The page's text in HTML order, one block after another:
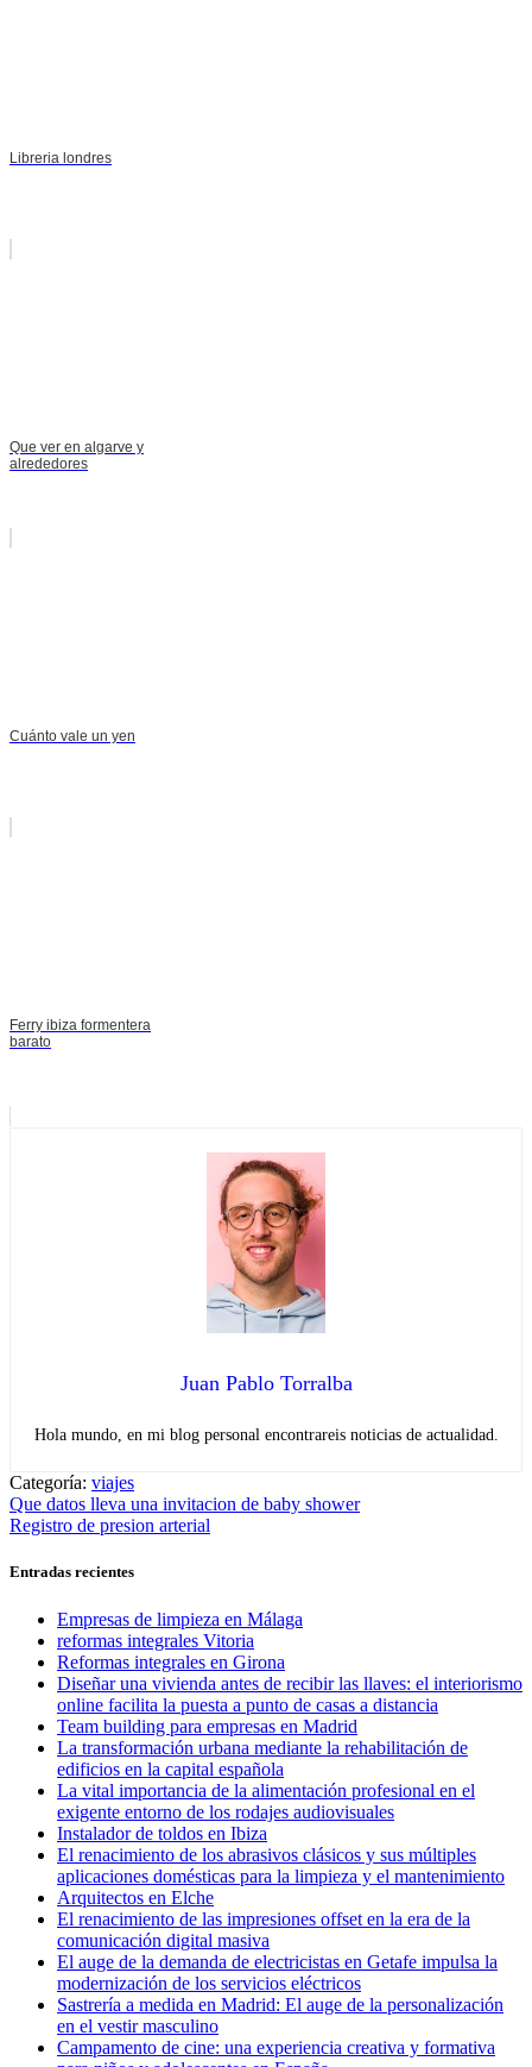
Libreria londres
Que ver en algarve y
alrededores
Cuánto vale un yen
Ferry ibiza formentera
barato
Juan Pablo Torralba
Hola mundo, en mi blog personal encontrareis noticias de actualidad.
Categoría: viajes
Navegación
de
entradas
Entrada
anterior:
Que datos lleva una invitacion de baby shower
Entrada
Registro de presion arterial
Entradas recientes
Empresas de limpieza en Málaga
reformas integrales Vitoria
Reformas integrales en Girona
Diseñar una vivienda antes de recibir las llaves: el interiorismo
online facilita la puesta a punto de casas a distancia
Team building para empresas en Madrid
La transformación urbana mediante la rehabilitación de
edificios en la capital española
La vital importancia de la alimentación profesional en el
exigente entorno de los rodajes audiovisuales
Instalador de toldos en Ibiza
El renacimiento de los abrasivos clásicos y sus múltiples
aplicaciones domésticas para la limpieza y el mantenimiento
Arquitectos en Elche
El renacimiento de las impresiones offset en la era de la
comunicación digital masiva
El auge de la demanda de electricistas en Getafe impulsa la
modernización de los servicios eléctricos
Sastrería a medida en Madrid: El auge de la personalización
en el vestir masculino
Campamento de cine: una experiencia creativa y formativa